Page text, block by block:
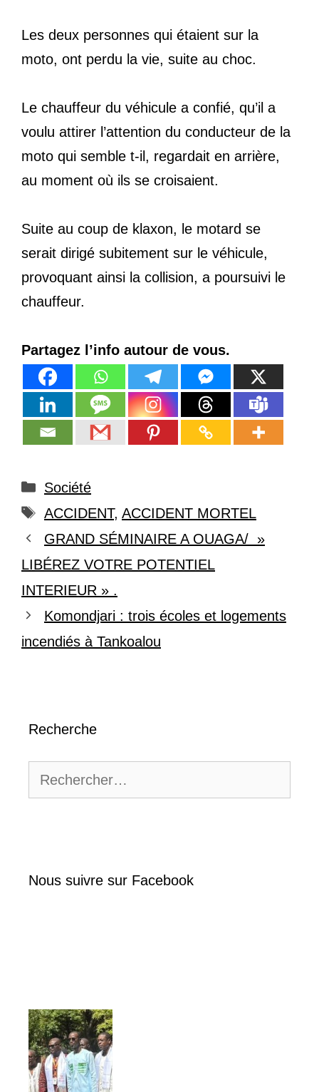
Les deux personnes qui étaient sur la
moto, ont perdu la vie, suite au choc.
Le chauffeur du véhicule a confié, qu’il a
voulu attirer l’attention du conducteur de la
moto qui semble t-il, regardait en arrière,
au moment où ils se croisaient.
Suite au coup de klaxon, le motard se
serait dirigé subitement sur le véhicule,
provoquant ainsi la collision, a poursuivi le
chauffeur.
Partagez l’info autour de vous.
Catégories
Société
Étiquettes
ACCIDENT, ACCIDENT MORTEL
GRAND SÉMINAIRE A OUAGA/ »
LIBÉREZ VOTRE POTENTIEL
INTERIEUR » .
Komondjari : trois écoles et logements
incendiés à Tankoalou
Recherche
Nous suivre sur Facebook